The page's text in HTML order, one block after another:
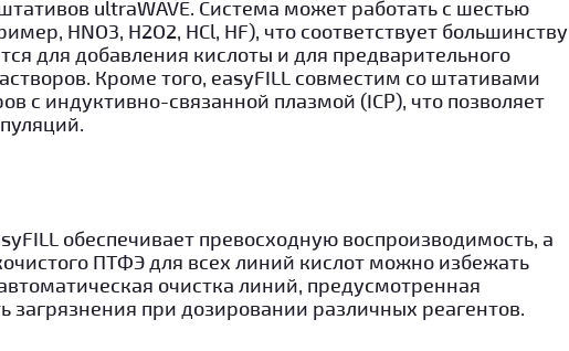
ultraWAVE. Система может работать с шестью
HNO3, H2O2, HCl, HF), что соответствует большинству
для добавления кислоты и для предварительного
Кроме того, easyFILL совместим со штативами
с индуктивно-связанной плазмой (ICP), что позволяет
обеспечивает превосходную воспроизводимость, а
ПТФЭ для всех линий кислот можно избежать
очистка линий, предусмотренная
загрязнения при дозировании различных реагентов.